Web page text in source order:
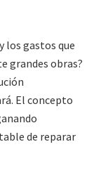
los gastos que
grandes obras?
El concepto
de reparar